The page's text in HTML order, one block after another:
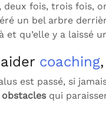
deux fois, trois fois,
un bel arbre
et qu’elle y a laissé
coaching
est passé, si
qui